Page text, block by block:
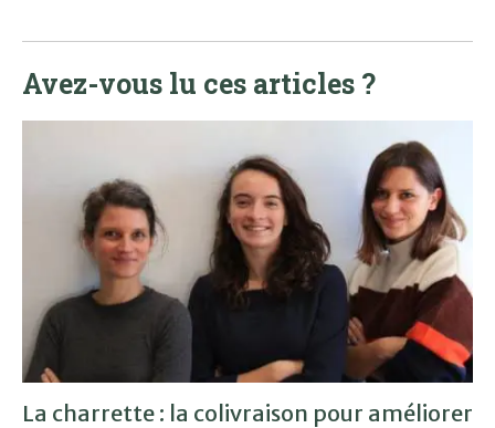
Avez-vous lu ces articles ?
La charrette : la colivraison pour améliorer